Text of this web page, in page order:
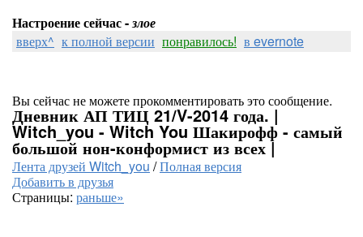
Настроение сейчас -злое
вверх^ к полной версии понравилось! в evernote
Вы сейчас не можете прокомментировать это сообщение.
Дневник АП ТИЦ 21/V-2014 года. |
Witch_you - Witch You Шакирофф - самый
большой нон-конформист из всех |
Лента друзей Witch_you /Полная версия
Добавить в друзья
Страницы: раньше»